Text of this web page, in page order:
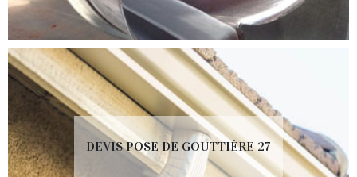
DEVIS POSE DE GOUTTIÈRE 27